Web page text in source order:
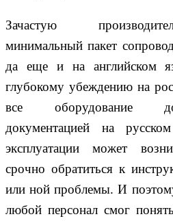
Зачастую
минимальный пакет
да еще и на английском
глубокому убеждению на
все оборудование
документацией на
эксплуатации может
срочно обратиться к
или ной проблемы. И
любой персонал смог